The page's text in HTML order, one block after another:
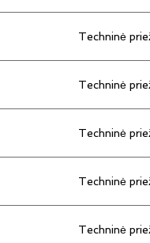
Techninė
Techninė
Techninė
Techninė
Techninė